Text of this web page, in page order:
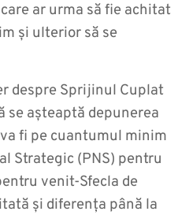
ar urma să fie achitat
și ulterior să se
despre Sprijinul Cuplat
se așteaptă depunerea
fi pe cuantumul minim
Strategic (PNS) pentru
venit-Sfecla de
și diferența până la